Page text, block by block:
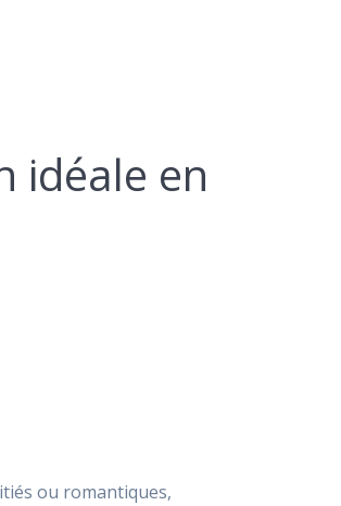
idéale en
ou romantiques,